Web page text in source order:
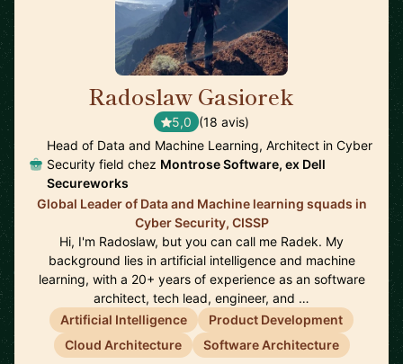
Radoslaw Gasiorek
5,0 (18 avis)
Head of Data and Machine Learning, Architect in Cyber
Security field chez Montrose Software, ex Dell
Secureworks
Global Leader of Data and Machine learning squads in
Cyber Security, CISSP
Hi, I'm Radoslaw, but you can call me Radek. My
background lies in artificial intelligence and machine
learning, with a 20+ years of experience as an software
architect, tech lead, engineer, and …
Artificial Intelligence
Product Development
Cloud Architecture
Software Architecture